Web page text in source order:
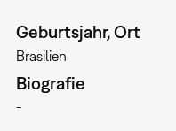
Geburtsjahr, Ort
Brasilien
Biografie
-